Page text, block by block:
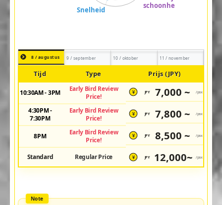
8 / augustus 9 / september 10 / oktober 11 / november
Tijd Type Prijs (JPY)
10:30AM - 3PM
Early Bird Review
Price!
¥ JPY 7,000 ~ /pax
4:30PM -
7:30PM
Early Bird Review
Price!
¥ JPY 7,800 ~ /pax
8PM
Early Bird Review
Price!
¥ JPY 8,500 ~ /pax
Standard Regular Price ¥ JPY 12,000~ /pax